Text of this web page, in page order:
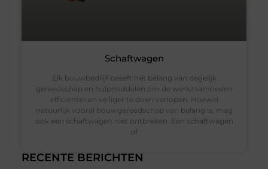
RECENTE BERICHTEN
Schaftwagen
Elk bouwbedrijf beseft het belang van degelijk
gereedschap en hulpmiddelen om de werkzaamheden
efficiënter en veiliger te doen verlopen. Hoewel
natuurlijk vooral bouwgereedschap van belang is, mag
ook een schaftwagen niet ontbreken. Een schaftwagen
of